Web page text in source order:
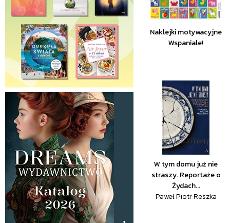
Naklejki motywacyjne
Wspaniale!
W tym domu już nie
straszy. Reportaże o
Żydach...
Paweł Piotr Reszka